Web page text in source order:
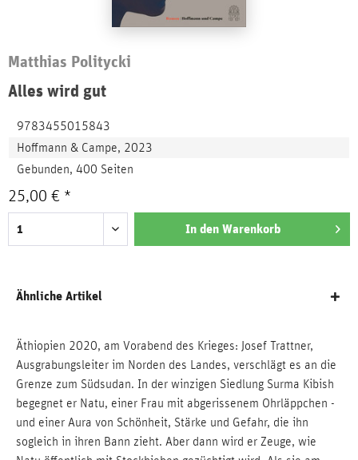
Matthias Politycki
Alles wird gut
9783455015843
Hoffmann & Campe, 2023
Gebunden, 400 Seiten
25,00 € *
In den Warenkorb
Ähnliche Artikel
Äthiopien 2020, am Vorabend des Krieges: Josef Trattner,
Ausgrabungsleiter im Norden des Landes, verschlägt es an die
Grenze zum Südsudan. In der winzigen Siedlung Surma Kibish
begegnet er Natu, einer Frau mit abgerissenem Ohrläppchen -
und einer Aura von Schönheit, Stärke und Gefahr, die ihn
sogleich in ihren Bann zieht. Aber dann wird er Zeuge, wie